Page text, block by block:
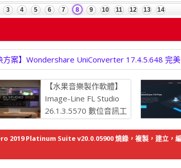
方案】Wondershare UniConverter 17.4.5.648 完
【水果音樂製作軟體】
Image-Line FL Studio
26.1.3.5570 數位音訊工
持最佳狀態
2019 Platinum Suite v20.0.05900 燒錄，複製，建立，